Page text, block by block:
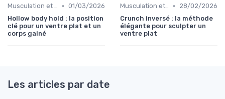
Musculation et tonification • 01/03/2026
Hollow body hold : la position
clé pour un ventre plat et un
corps gainé
Musculation et tonification •
28/02/2026
Crunch inversé : la méthode
élégante pour sculpter un
ventre plat
Les articles par date